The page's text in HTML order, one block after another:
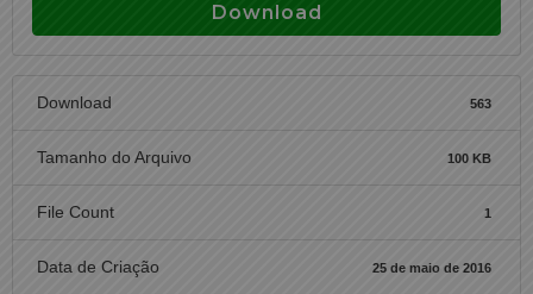
Download
Download 563
Tamanho do Arquivo 100 KB
File Count 1
Data de Criação 25 de maio de 2016